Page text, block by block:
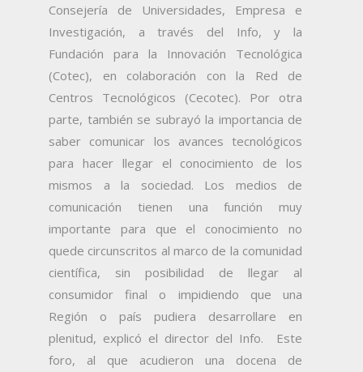
Consejería de Universidades, Empresa e
Investigación, a través del Info, y la
Fundación para la Innovación Tecnológica
(Cotec), en colaboración con la Red de
Centros Tecnológicos (Cecotec). Por otra
parte, también se subrayó la importancia de
saber comunicar los avances tecnológicos
para hacer llegar el conocimiento de los
mismos a la sociedad. Los medios de
comunicación tienen una función muy
importante para que el conocimiento no
quede circunscritos al marco de la comunidad
científica, sin posibilidad de llegar al
consumidor final o impidiendo que una
Región o país pudiera desarrollare en
plenitud, explicó el director del Info. Este
foro, al que acudieron una docena de